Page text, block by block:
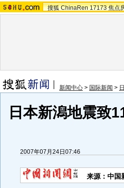
搜狐 ChinaRen 17173 焦点
新闻中心 > 国际新闻 >
日本新潟地震致
2007年07月24日07:46
来源：中国